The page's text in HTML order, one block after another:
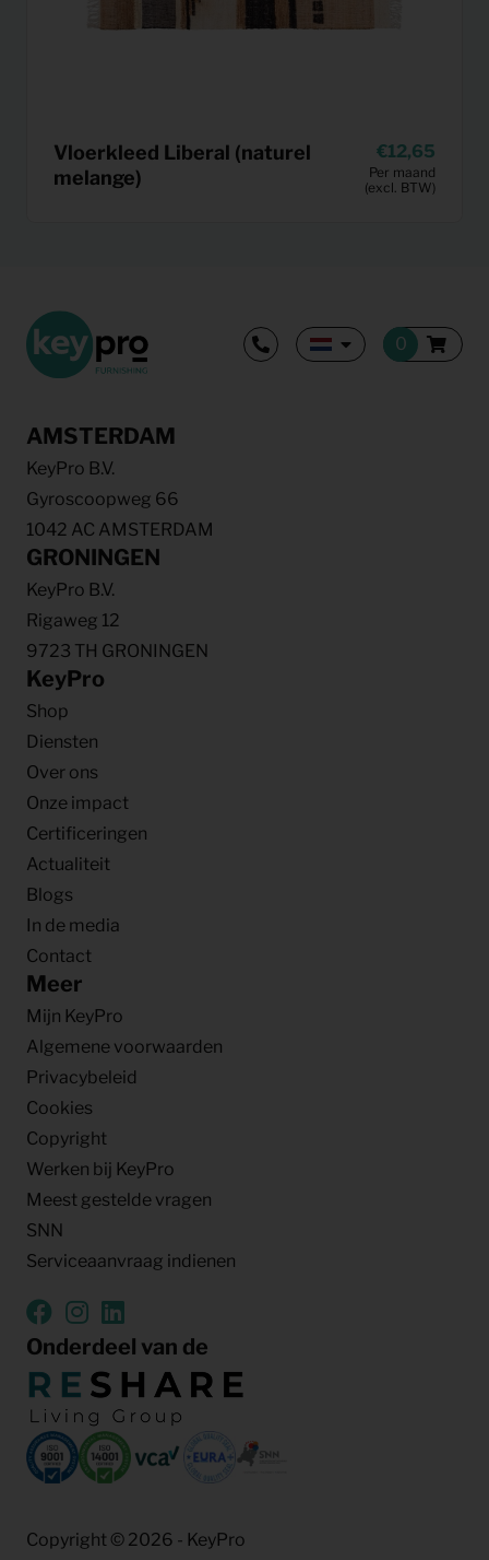
Vloerkleed Liberal (naturel
melange)
12,65
Per maand
(excl. BTW)
AMSTERDAM
KeyPro B.V.
Gyroscoopweg 66
1042 AC AMSTERDAM
GRONINGEN
KeyPro B.V.
Rigaweg 12
9723 TH GRONINGEN
KeyPro
Shop
Diensten
Over ons
Onze impact
Certificeringen
Actualiteit
Blogs
In de media
Contact
Meer
Mijn KeyPro
Algemene voorwaarden
Privacybeleid
Cookies
Copyright
Werken bij KeyPro
Meest gestelde vragen
SNN
Serviceaanvraag indienen
Onderdeel van de
Copyright © 2026 - KeyPro